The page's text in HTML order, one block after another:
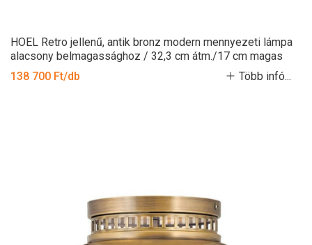
HOEL Retro jellenű, antik bronz modern mennyezeti lámpa
alacsony belmagassághoz / 32,3 cm átm./17 cm magas
138 700 Ft/db
Több infó...